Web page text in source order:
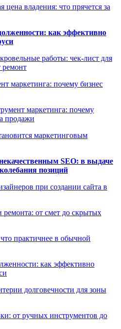
владения: что прячется за
как эффективно
работы: чек-лист для
ремонт
маркетинга: почему бизнес
маркетинга: почему
продажи
маркетинговым
SEO: в выдаче
позиций
при создании сайта в
ремонта: от смет до скрытых
практичнее в обычной
как эффективно
долговечности для зоны
от ручных инструментов до